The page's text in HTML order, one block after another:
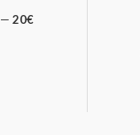
— 20€